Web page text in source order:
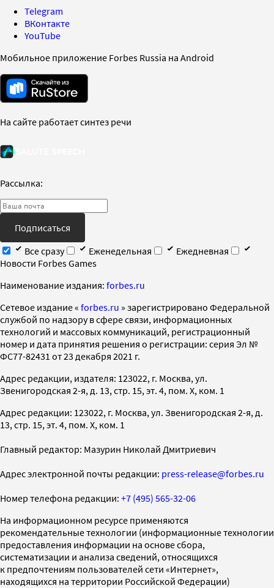
Telegram
ВКонтакте
YouTube
Мобильное приложение Forbes Russia на Android
На сайте работает синтез речи
Рассылка:
Подписаться
Все сразу
Еженедельная
Ежедневная
Новости Forbes Games
Наименование издания: forbes.ru
Cетевое издание « forbes.ru » зарегистрировано Федеральной
службой по надзору в сфере связи, информационных
технологий и массовых коммуникаций, регистрационный
номер и дата принятия решения о регистрации: серия Эл №
ФС77-82431 от 23 декабря 2021 г.
Адрес редакции, издателя: 123022, г. Москва, ул.
Звенигородская 2-я, д. 13, стр. 15, эт. 4, пом. X, ком. 1
Адрес редакции: 123022, г. Москва, ул. Звенигородская 2-я, д.
13, стр. 15, эт. 4, пом. X, ком. 1
Главный редактор: Мазурин Николай Дмитриевич
Адрес электронной почты редакции: press-release@forbes.ru
Номер телефона редакции: +7 (495) 565-32-06
На информационном ресурсе применяются
рекомендательные технологии (информационные технологии
предоставления информации на основе сбора,
систематизации и анализа сведений, относящихся
к предпочтениям пользователей сети «Интернет»,
находящихся на территории Российской Федерации)